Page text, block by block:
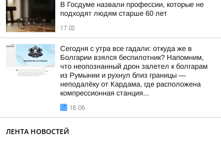
В Госдуме назвали профессии, которые не
подходят людям старше 60 лет
17:02
Сегодня с утра все гадали: откуда же в
Болгарии взялся беспилотник? Напомним,
что неопознанный дрон залетел к болгарам
из Румынии и рухнул близ границы —
неподалёку от Кардама, где расположена
компрессионная станция...
18:06
ЛЕНТА НОВОСТЕЙ